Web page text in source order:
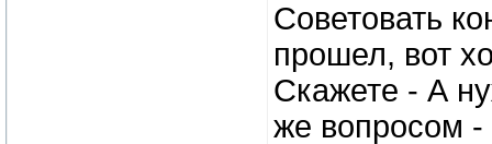
Советовать
прошел, вот
Скажете - А
же вопросом -